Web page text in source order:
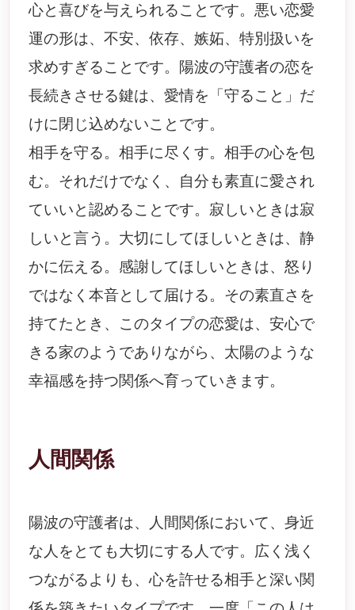
心と喜びを与えられることです。悪い恋愛
運の形は、不安、依存、嫉妬、特別扱いを
求めすぎることです。陽波の守護者の恋を
長続きさせる鍵は、愛情を「守ること」だ
けに閉じ込めないことです。
相手を守る。相手に尽くす。相手の心を包
む。それだけでなく、自分も素直に愛され
ていいと認めることです。寂しいときは寂
しいと言う。大切にしてほしいときは、静
かに伝える。感謝してほしいときは、怒り
ではなく本音として届ける。その素直さを
持てたとき、このタイプの恋愛は、安心で
きる家のようでありながら、太陽のような
幸福感を持つ関係へ育っていきます。
人間関係
陽波の守護者は、人間関係において、身近
な人をとても大切にする人です。広く浅く
つながるよりも、心を許せる相手と深い関